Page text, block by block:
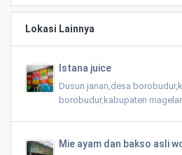
Lokasi Lainnya
Istana juice
Dusun janan,desa
borobudur,kabupaten
Mie ayam dan bakso asli